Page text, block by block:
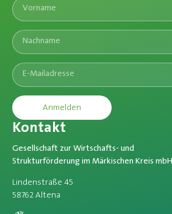
Anmelden
Kontakt
Gesellschaft zur Wirtschafts- und
Strukturförderung im Märkischen Kreis mbH
Lindenstraße 45
58762 Altena